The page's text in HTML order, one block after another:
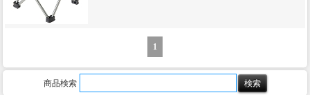
1
商品検索